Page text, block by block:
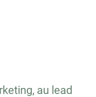
au lead